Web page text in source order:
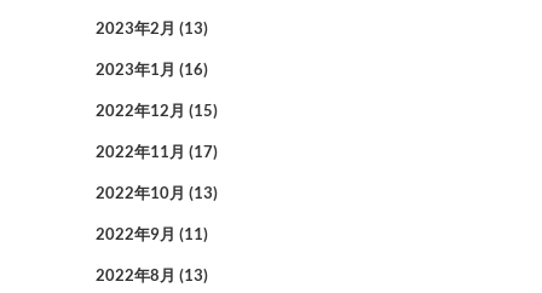
2023年2月 (13)
2023年1月 (16)
2022年12月 (15)
2022年11月 (17)
2022年10月 (13)
2022年9月 (11)
2022年8月 (13)